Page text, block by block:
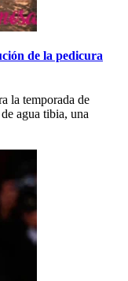
de la pedicura
la temporada de
agua tibia, una